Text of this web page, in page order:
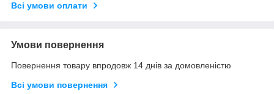
Всі умови оплати
Умови повернення
Повернення товару впродовж 14 днів за домовленістю
Всі умови повернення